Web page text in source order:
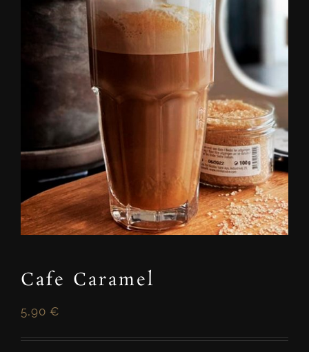
Cafe Caramel
5,90 €